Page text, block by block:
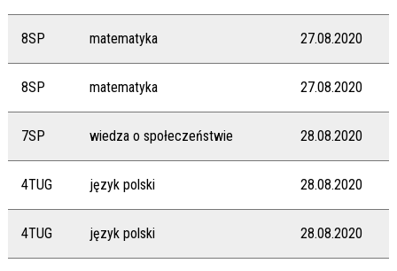
8SP matematyka 27.08.2020
8SP matematyka 27.08.2020
7SP wiedza o społeczeństwie 28.08.2020
4TUG język polski 28.08.2020
4TUG język polski 28.08.2020